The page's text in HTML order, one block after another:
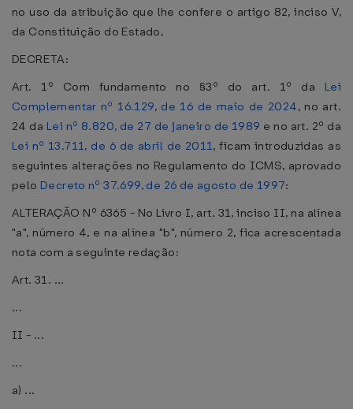
no uso da atribuição que lhe confere o artigo 82, inciso V,
da Constituição do Estado,
DECRETA:
Art. 1º Com fundamento no §3º do art. 1º da Lei
Complementar nº 16.129, de 16 de maio de 2024, no art.
24 da Lei nº 8.820, de 27 de janeiro de 1989 e no art. 2º da
Lei nº 13.711, de 6 de abril de 2011, ficam introduzidas as
seguintes alterações no Regulamento do ICMS, aprovado
pelo Decreto nº 37.699, de 26 de agosto de 1997:
ALTERAÇÃO Nº 6365 - No Livro I, art. 31, inciso II, na alínea
"a", número 4, e na alínea "b", número 2, fica acrescentada
nota com a seguinte redação:
Art. 31. ...
...
II - ...
...
a) ...